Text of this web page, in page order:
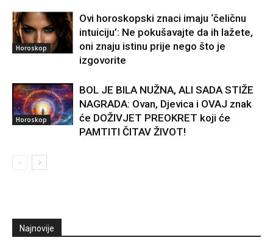
Horoskop
Ovi horoskopski znaci imaju ‘čeličnu
intuiciju’: Ne pokušavajte da ih lažete,
oni znaju istinu prije nego što je
izgovorite
Horoskop
BOL JE BILA NUŽNA, ALI SADA STIŽE
NAGRADA: Ovan, Djevica i OVAJ znak
će DOŽIVJET PREOKRET koji će
PAMTITI ČITAV ŽIVOT!
Najnovije